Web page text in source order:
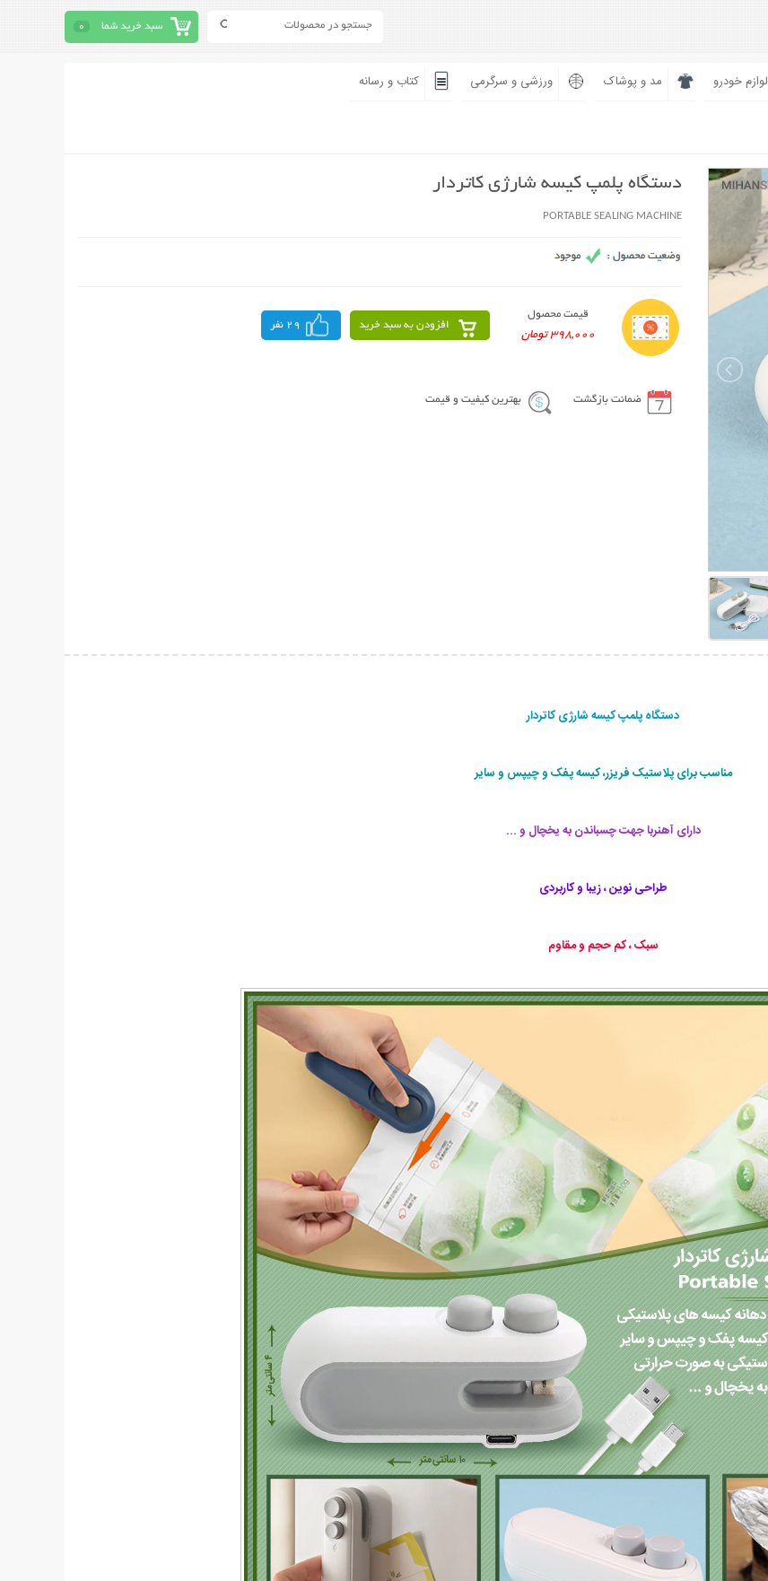
سبد خرید شما 0
لوازم خودرو مد و پوشاک ورزشی و سرگرمی کتاب و رسانه
دستگاه پلمپ کیسه شارژی کاتردار
PORTABLE SEALING MACHINE
قیمت محصول
398,000 تومان
افزودن به سبد خرید 29 نفر
ضمانت بازگشت بهترین کیفیت و قیمت
دستگاه پلمپ کیسه شارژی کاتردار
مناسب برای پلاستیک فریزر، کیسه پفک و چیپس و سایر
دارای آهنربا جهت چسباندن به یخچال و ...
طراحی نوین ، زیبا و کاربردی
سبک ، کم حجم و مقاوم